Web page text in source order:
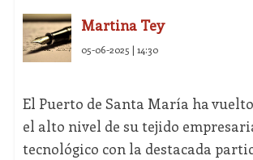
Martina Tey
05-06-2025 | 14:30
El Puerto de Santa María ha
el alto nivel de su tejido
tecnológico con la destacada